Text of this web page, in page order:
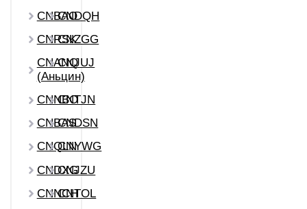
CNBAOCNDQH
CNRSKCNZGG
CNANQ
(Аньцин)
CNJUJ
CNNBO
CNTJN
CNBASCNDSN
CNQLNCNYWG
CNDXG
CNJZU
CNNCHCNTOL